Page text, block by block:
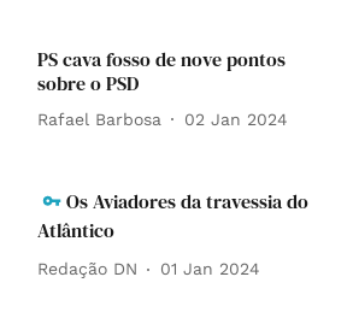
PS cava fosso de nove pontos
sobre o PSD
Rafael Barbosa 02 Jan 2024
Os Aviadores da travessia do
Atlântico
Redação DN 01 Jan 2024